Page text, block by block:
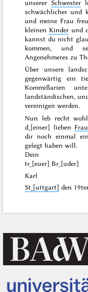
unsererSchwester
schwächlicher und
und meine Frau
kleinen Kinder und
kannst du nicht
kommen, und
Angenehmeres zu
Über unsere
gegenwärtig ein
Kommißarien
landständischen,
vereinigen werden.
Nun leb recht
d˖[einer] lieben Frau
dir noch einmal
gelegt haben will.
Dein
tr˖[euer] Br˖[uder]
Karl
St˖[uttgart] den